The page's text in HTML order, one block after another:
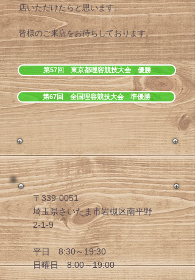
店いただけたらと思います。
皆様のご来店をお待ちしております。
第57回 東京都理容競技大会 優勝
第67回 全国理容競技大会 準優勝
〒339-0051
埼玉県さいたま市岩槻区南平野
2-1-9
平日 8:30～19:30
日曜日 8:00～19:00